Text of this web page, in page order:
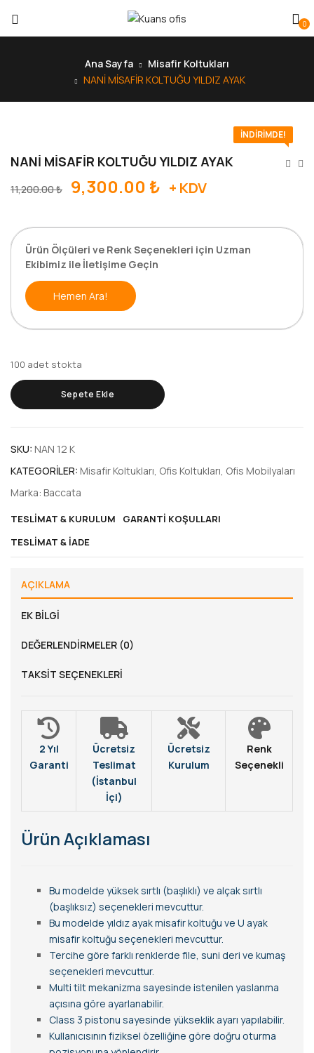
0
Ana Sayfa
Misafir Koltukları
NANİ MİSAFİR KOLTUĞU YILDIZ AYAK
İNDIRIMDE!
NANİ MİSAFİR KOLTUĞU YILDIZ AYAK
11,200.00₺ Orijinal
fiyat:
9,300.00 ₺ Şu
andaki
9,300.00 ₺.
+ KDV
Ürün Ölçüleri ve Renk Seçenekleri için Uzman
Ekibimiz ile İletişime Geçin
Hemen Ara!
100 adet stokta
NANİ
MİSAFİR
AYAK
adet
Sepete Ekle
SKU: NAN 12 K
KATEGORILER: Misafir Koltukları, Ofis Koltukları, Ofis Mobilyaları
Marka: Baccata
TESLIMAT & KURULUM
GARANTI KOŞULLARI
TESLIMAT & İADE
AÇIKLAMA
EK BILGI
DEĞERLENDIRMELER (0)
TAKSIT SEÇENEKLERI
2 Yıl
Garanti
Ücretsiz
Teslimat
(İstanbul
İçi)
Ücretsiz
Kurulum
Renk
Seçenekli
Ürün Açıklaması
Bu modelde yüksek sırtlı (başlıklı) ve alçak sırtlı
(başlıksız) seçenekleri mevcuttur.
Bu modelde yıldız ayak misafir koltuğu ve U ayak
misafir koltuğu seçenekleri mevcuttur.
Tercihe göre farklı renklerde file, suni deri ve kumaş
seçenekleri mevcuttur.
Multi tilt mekanizma sayesinde istenilen yaslanma
açısına göre ayarlanabilir.
Class 3 pistonu sayesinde yükseklik ayarı yapılabilir.
Kullanıcısının fiziksel özelliğine göre doğru oturma